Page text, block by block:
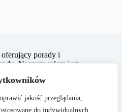
jakość przeglądania,
do indywidualnych
porady i
Naszym celem jest
i remontach, a także